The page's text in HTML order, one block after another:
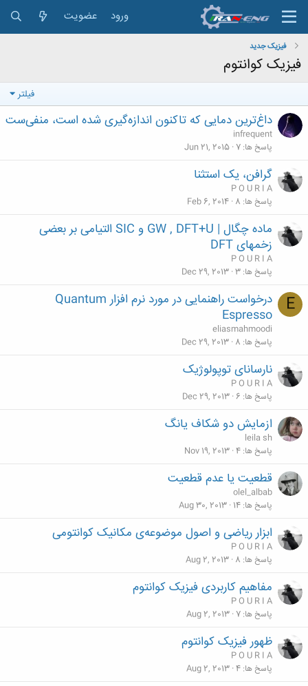
ورود عضویت
فیزیک جدید
فیزیک کوانتوم
فیلتر
داغ‌ترین دمایی که تاکنون اندازه‌گیری شده است، منفی‌ست
infrequent
پاسخ ها 7
Jun 21, 2015
گرافن، یک استثنا
P O U R I A
پاسخ ها 8
Feb 6, 2014
ماده چگال | GW , DFT+U و SIC التیامی بر بعضی
زخمهای DFT
P O U R I A
پاسخ ها 3
Dec 29, 2013
E
درخواست راهنمایی در مورد نرم افزار Quantum
Espresso
eliasmahmoodi
پاسخ ها 8
Dec 29, 2013
نارسانای توپولوژیک
P O U R I A
پاسخ ها 6
Dec 29, 2013
ازمایش دو شکاف یانگ
leila sh
پاسخ ها 4
Nov 19, 2013
قطعیت یا عدم قطعیت
olel_albab
پاسخ ها 14
Aug 30, 2013
ابزار ریاضی و اصول موضوعه‌ی مکانیک کوانتومی
P O U R I A
پاسخ ها 8
Aug 2, 2013
مفاهیم کاربردی فیزیک کوانتوم
P O U R I A
پاسخ ها 7
Aug 2, 2013
ظهور فیزیک کوانتوم
P O U R I A
پاسخ ها 4
Aug 2, 2013